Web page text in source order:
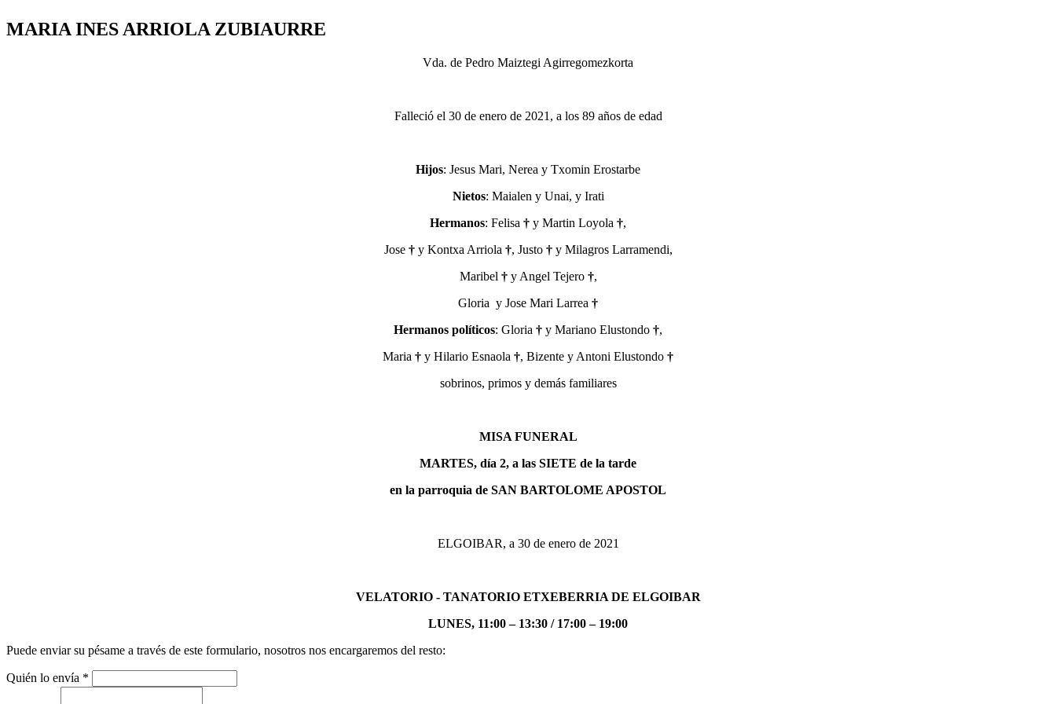
MARIA INES ARRIOLA ZUBIAURRE
Vda. de Pedro Maiztegi Agirregomezkorta
Falleció el 30 de enero de 2021, a los 89 años de edad
Hijos: Jesus Mari, Nerea y Txomin Erostarbe
Nietos: Maialen y Unai, y Irati
Hermanos: Felisa † y Martin Loyola †,
Jose †y Kontxa Arriola †, Justo †y Milagros Larramendi,
Maribel †y Angel Tejero †,
Gloria y Jose Mari Larrea †
Hermanos políticos: Gloria † y Mariano Elustondo †,
Maria † y Hilario Esnaola †, Bizente y Antoni Elustondo †
sobrinos, primos y demás familiares
MISA FUNERAL
MARTES, día 2, a las SIETE de la tarde
en la parroquia de SAN BARTOLOME APOSTOL
ELGOIBAR, a 30 de enero de 2021
VELATORIO - TANATORIO ETXEBERRIA DE ELGOIBAR
LUNES, 11:00 – 13:30 / 17:00 – 19:00
Puede enviar su pésame a través de este formulario, nosotros nos encargaremos del resto:
Quién lo envía *